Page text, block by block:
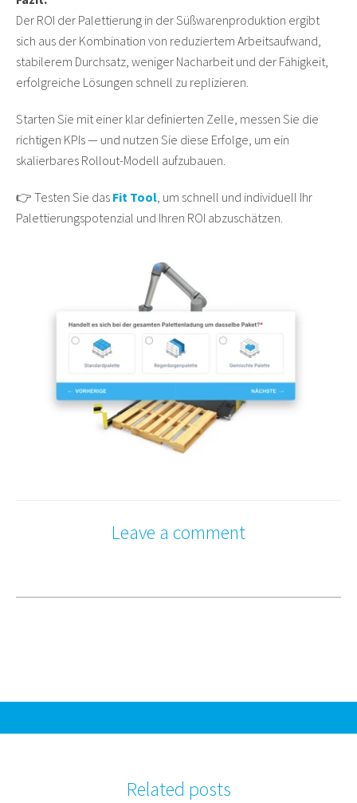
Der ROI der Palettierung in der Süßwarenproduktion ergibt
sich aus der Kombination von reduziertem Arbeitsaufwand,
stabilerem Durchsatz, weniger Nacharbeit und der Fähigkeit,
erfolgreiche Lösungen schnell zu replizieren.
Starten Sie mit einer klar definierten Zelle, messen Sie die
richtigen KPIs — und nutzen Sie diese Erfolge, um ein
skalierbares Rollout-Modell aufzubauen.
👉 Testen Sie das Fit Tool, um schnell und individuell Ihr
Palettierungspotenzial und Ihren ROI abzuschätzen.
Leave a comment
Related posts